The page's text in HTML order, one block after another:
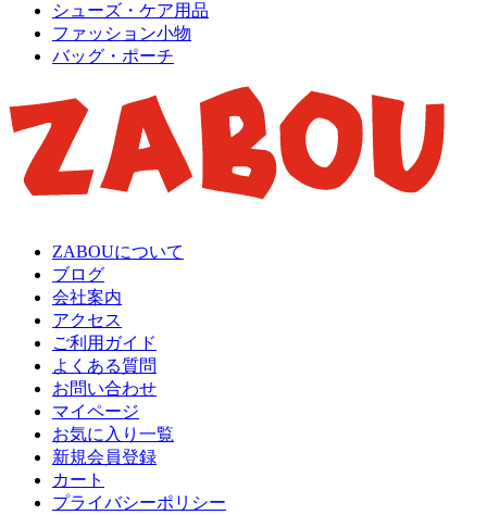
シューズ・ケア用品
ファッション小物
バッグ・ポーチ
ZABOUについて
ブログ
会社案内
アクセス
ご利用ガイド
よくある質問
お問い合わせ
マイページ
お気に入り一覧
新規会員登録
カート
プライバシーポリシー